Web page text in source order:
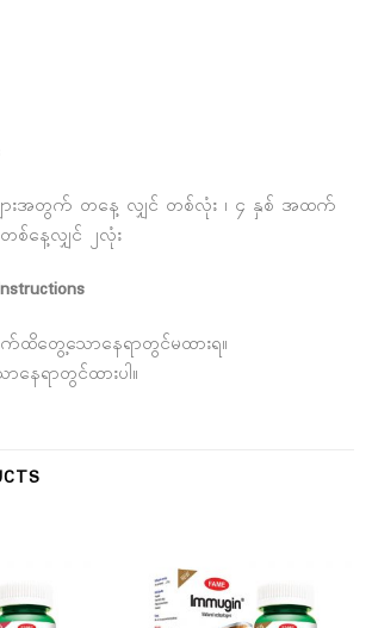
ျားအတွက် တနေ့ လျှင် တစ်လုံး ၊ ၄ နှစ် အထက်
စ်နေ့လျှင် ၂လုံး
ထိ‌တွေ့‌သော‌နေရာတွင်မထားရ။
နေရာတွင်ထားပါ။